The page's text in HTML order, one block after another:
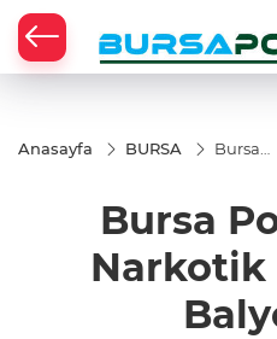
Anasayfa BURSA
Bursa
Çetesine
Balyoz
Bursa
Narkotik